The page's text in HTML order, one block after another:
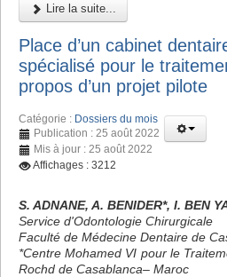
Lire la suite...
Place d’un cabinet
spécialisé pour le
propos d’un projet pilote
Catégorie : Dossiers du mois
Publication : 25 août 2022
Mis à jour : 25 août 2022
Affichages : 3212
S. ADNANE, A. BENIDER*, I. BEN
Service d'Odontologie Chirurgicale
Faculté de Médecine Dentaire de
*Centre Mohamed VI pour le
Rochd de Casablanca– Maroc